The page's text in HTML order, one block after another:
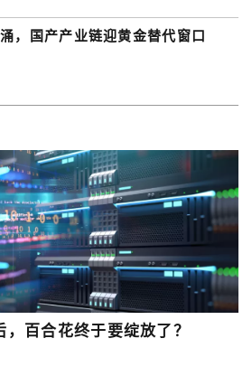
，国产产业链迎黄金替代窗口
百合花终于要绽放了？